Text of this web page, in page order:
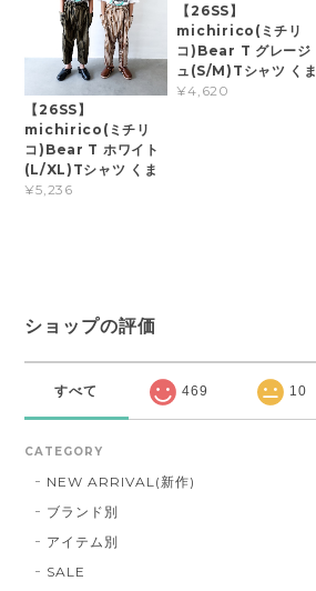
【26SS】
michirico(ミチリ
コ)Bear T ホワイト
(L/XL)Tシャツ くま
¥5,236
【26SS】
michirico(ミチリ
コ)Bear T グレージ
ュ(S/M)Tシャツ くま
¥4,620
ショップの評価
すべて 469 10
CATEGORY
NEW ARRIVAL(新作)
ブランド別
アイテム別
SALE